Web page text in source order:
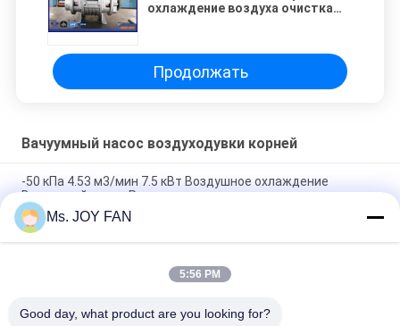
охлаждение воздуха очистка
Продолжать
Вачуумный насос воздуходувки корней
-50 кПа 4.53 м3/мин 7.5 кВт Воздушное охлаждение
Вакуумный насос Рутса для отрицательного давления
105.14м3/мин -50 ~-55kpa 160кВ охлаждение воздуха
очистка воды корни вентилятор вакуумный насос
8" Отрицательное давление воздуха 41.09 м3/мин -70 кПа
Ms. JOY FAN
5:56 PM
Good day, what product are you looking for?